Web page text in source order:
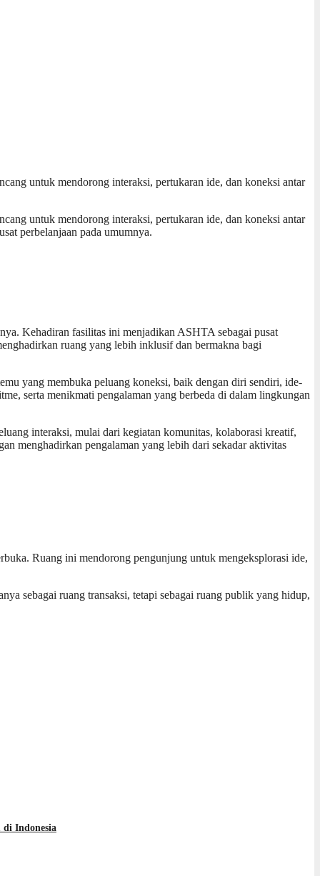
untuk mendorong interaksi, pertukaran ide, dan koneksi antar
untuk mendorong interaksi, pertukaran ide, dan koneksi antar
perbelanjaan pada umumnya.
Kehadiran fasilitas ini menjadikan ASHTA sebagai pusat
ruang yang lebih inklusif dan bermakna bagi
yang membuka peluang koneksi, baik dengan diri sendiri, ide-
serta menikmati pengalaman yang berbeda di dalam lingkungan
interaksi, mulai dari kegiatan komunitas, kolaborasi kreatif,
menghadirkan pengalaman yang lebih dari sekadar aktivitas
Ruang ini mendorong pengunjung untuk mengeksplorasi ide,
sebagai ruang transaksi, tetapi sebagai ruang publik yang hidup,
Indonesia